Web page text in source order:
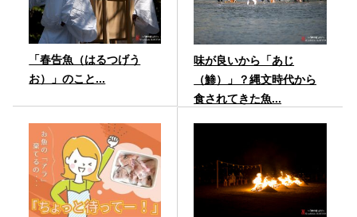
「春告魚（はるつげう
お）」のこと...
味が良いから「あじ
（鯵）」？縄文時代から
食されてきた魚...